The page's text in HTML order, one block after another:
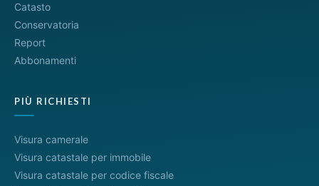
Catasto
Conservatoria
Report
Abbonamenti
PIÙ RICHIESTI
Visura camerale
Visura catastale per immobile
Visura catastale per codice fiscale